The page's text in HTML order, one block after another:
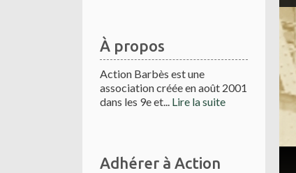
À propos
Action Barbès est une
association créée en août 2001
dans les 9e et... Lire la suite
Adhérer à Action